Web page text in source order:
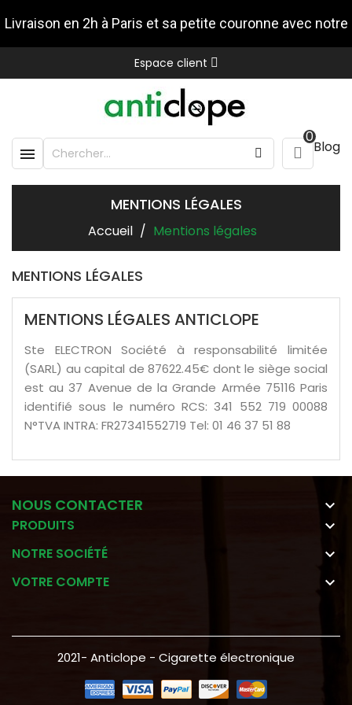
Livraison en 2h à Paris et sa petite couronne avec notre
partenaire Stuart
Espace client

0
Blog
MENTIONS LÉGALES
Accueil Mentions légales
MENTIONS LÉGALES
MENTIONS LÉGALES ANTICLOPE
Ste ELECTRON Société à responsabilité limitée
(SARL) au capital de 87622.45€ dont le siège social
est au 37 Avenue de la Grande Armée 75116 Paris
identifié sous le numéro RCS: 341 552 719 00088
N°TVA INTRA: FR27341552719 Tel: 01 46 37 51 88
NOUS CONTACTER 
PRODUITS 
NOTRE SOCIÉTÉ 
VOTRE COMPTE 
2021- Anticlope - Cigarette électronique